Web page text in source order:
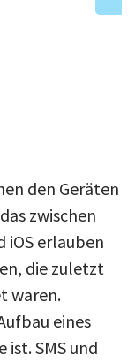
den Geräten
zwischen
iOS erlauben
die zuletzt
waren.
eines
SMS und